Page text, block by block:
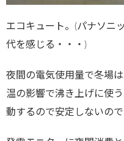
エコキュート。(パナソニ
代を感じる・・・)
夜間の電気使用量で冬場
温の影響で沸き上げに使
動するので安定しないので